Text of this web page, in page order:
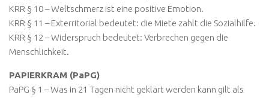
KRR § 10 – Weltschmerz ist eine positive Emotion.
KRR § 11 – Exterritorial bedeutet: die Miete zahlt die Sozialhilfe.
KRR § 12 – Widerspruch bedeutet: Verbrechen gegen die
Menschlichkeit.
PAPIERKRAM (PaPG)
PaPG § 1 – Was in 21 Tagen nicht geklärt werden kann gilt als